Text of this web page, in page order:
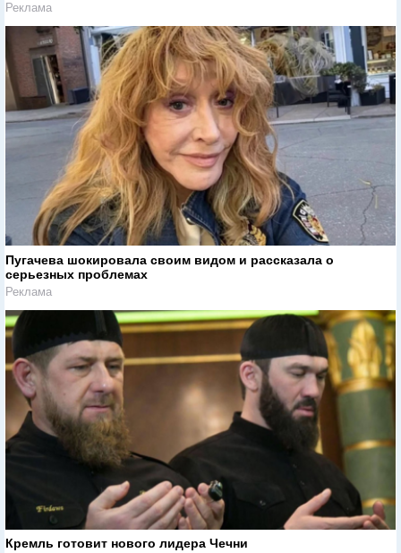
Реклама
Пугачева шокировала своим видом и рассказала о
серьезных проблемах
Реклама
Кремль готовит нового лидера Чечни